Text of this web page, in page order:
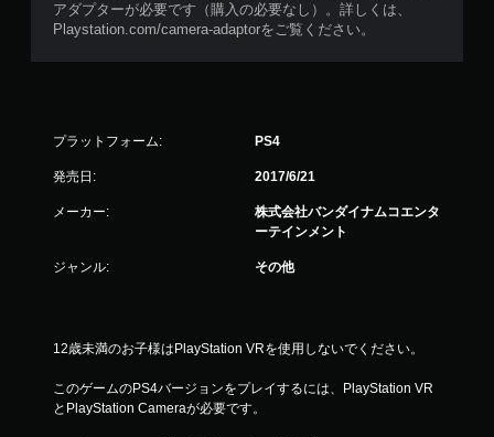
アダプターが必要です（購入の必要なし）。詳しくは、
Playstation.com/camera-adaptorをご覧ください。
プラットフォーム: PS4
発売日: 2017/6/21
メーカー:
株式会社バンダイナムコエンタ
ーテインメント
ジャンル: その他
12歳未満のお子様はPlayStation VRを使用しないでください。
このゲームのPS4バージョンをプレイするには、PlayStation VR
とPlayStation Cameraが必要です。